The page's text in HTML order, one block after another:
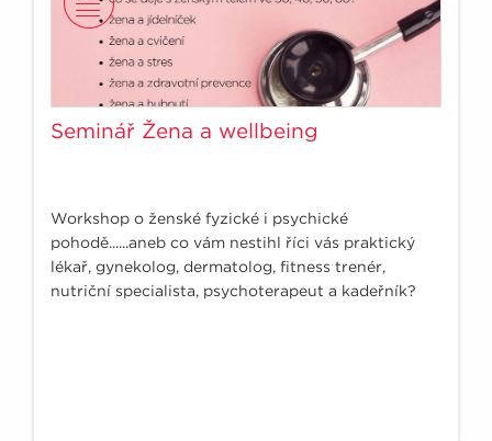
Seminář Žena a wellbeing
Workshop o ženské fyzické i psychické
pohodě......aneb co vám nestihl říci vás praktický
lékař, gynekolog, dermatolog, fitness trenér,
nutriční specialista, psychoterapeut a kadeřník?